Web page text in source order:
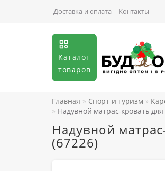
Доставка и оплата Контакты
Каталог
товаров
Главная Спорт и туризм
Надувной матрас-кровать
Надувной
(67226)